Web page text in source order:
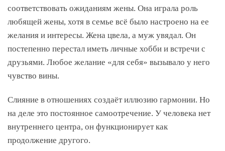
соответствовать ожиданиям жены. Она играла роль
любящей жены, хотя в семье всё было настроено на ее
желания и интересы. Жена цвела, а муж увядал. Он
постепенно перестал иметь личные хобби и встречи с
друзьями. Любое желание «для себя» вызывало у него
чувство вины.
Слияние в отношениях создаёт иллюзию гармонии. Но
на деле это постоянное самоотречение. У человека нет
внутреннего центра, он функционирует как
продолжение другого.